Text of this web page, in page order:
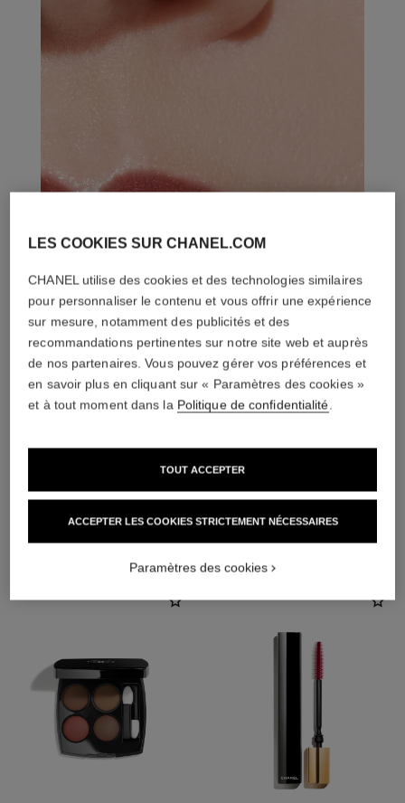
L'ACCORD PARFAIT
LES COOKIES SUR CHANEL.COM
CHANEL utilise des cookies et des technologies similaires
pour personnaliser le contenu et vous offrir une expérience
sur mesure, notamment des publicités et des
recommandations pertinentes sur notre site web et auprès
de nos partenaires. Vous pouvez gérer vos préférences et
en savoir plus en cliquant sur « Paramètres des cookies »
et à tout moment dans la Politique de confidentialité.
ACCEPTER LES COOKIES STRICTEMENT NÉCESSAIRES
TOUT ACCEPTER
Paramètres des cookies